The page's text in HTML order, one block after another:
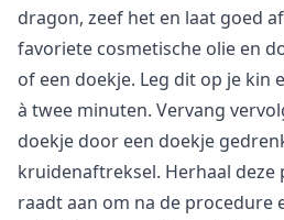
dragon, zeef het en laat goed
favoriete cosmetische olie en
of een doekje. Leg dit op je kin
à twee minuten. Vervang
doekje door een doekje
kruidenaftreksel. Herhaal deze
raadt aan om na de procedure